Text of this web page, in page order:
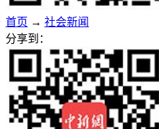
首页 → 社会新闻
分享到：